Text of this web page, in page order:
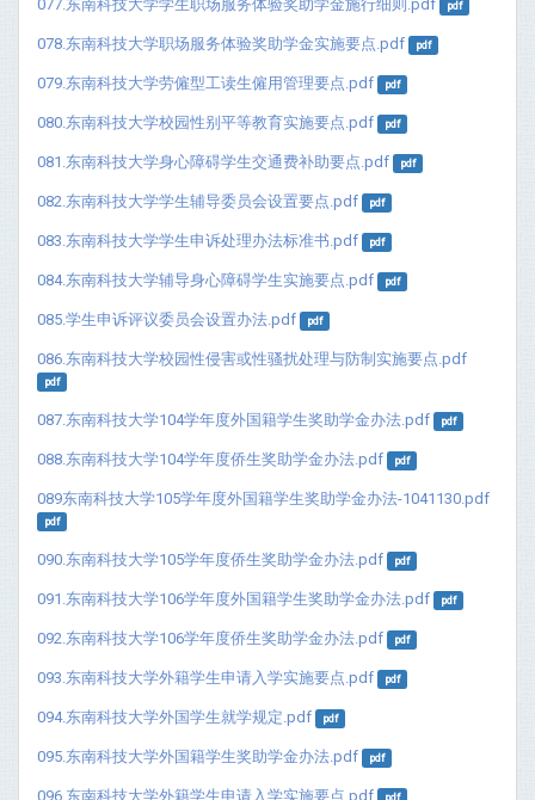
077.东南科技大学学生职场服务体验奖助学金施行细则.pdf pdf
078.东南科技大学职场服务体验奖助学金实施要点.pdf pdf
079.东南科技大学劳僱型工读生僱用管理要点.pdf pdf
080.东南科技大学校园性别平等教育实施要点.pdf pdf
081.东南科技大学身心障碍学生交通费补助要点.pdf pdf
082.东南科技大学学生辅导委员会设置要点.pdf pdf
083.东南科技大学学生申诉处理办法标准书.pdf pdf
084.东南科技大学辅导身心障碍学生实施要点.pdf pdf
085.学生申诉评议委员会设置办法.pdf pdf
086.东南科技大学校园性侵害或性骚扰处理与防制实施要点.pdf
pdf
087.东南科技大学104学年度外国籍学生奖助学金办法.pdf pdf
088.东南科技大学104学年度侨生奖助学金办法.pdf pdf
089东南科技大学105学年度外国籍学生奖助学金办法-1041130.pdf
pdf
090.东南科技大学105学年度侨生奖助学金办法.pdf pdf
091.东南科技大学106学年度外国籍学生奖助学金办法.pdf pdf
092.东南科技大学106学年度侨生奖助学金办法.pdf pdf
093.东南科技大学外籍学生申请入学实施要点.pdf pdf
094.东南科技大学外国学生就学规定.pdf pdf
095.东南科技大学外国籍学生奖助学金办法.pdf pdf
096.东南科技大学外籍学生申请入学实施要点.pdf pdf